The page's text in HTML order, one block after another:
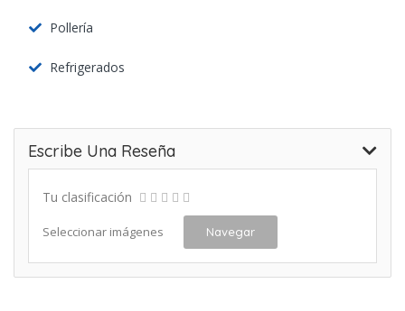
Pollería
Refrigerados
Escribe Una Reseña
Tu clasificación
Seleccionar imágenes Navegar